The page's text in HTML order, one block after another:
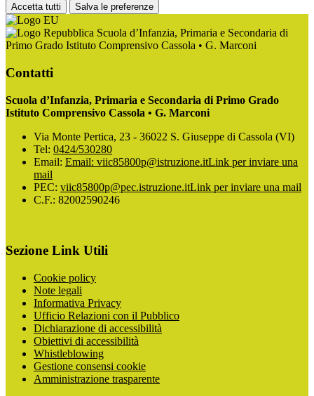
Accetta tutti Salva le preferenze
Scuola d’Infanzia, Primaria e Secondaria di
Primo Grado Istituto Comprensivo Cassola • G. Marconi
Contatti
Scuola d’Infanzia, Primaria e Secondaria di Primo Grado
Istituto Comprensivo Cassola • G. Marconi
Via Monte Pertica, 23 - 36022 S. Giuseppe di Cassola (VI)
Tel: 0424/530280
Email: Email: viic85800p@istruzione.itLink per inviare una
mail
PEC: viic85800p@pec.istruzione.itLink per inviare una mail
C.F.: 82002590246
Sezione Link Utili
Cookie policy
Note legali
Informativa Privacy
Ufficio Relazioni con il Pubblico
Dichiarazione di accessibilità
Obiettivi di accessibilità
Whistleblowing
Gestione consensi cookie
Amministrazione trasparente